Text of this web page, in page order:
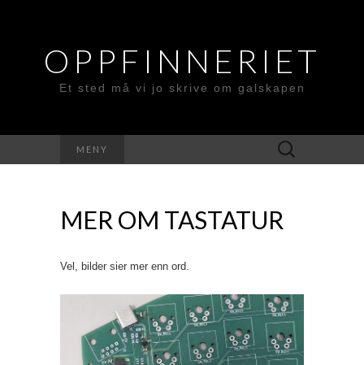
OPPFINNERIET
Et sted må vi jo skrive om galskapen
MENY
Søk
etter:
MER OM TASTATUR
Vel, bilder sier mer enn ord.